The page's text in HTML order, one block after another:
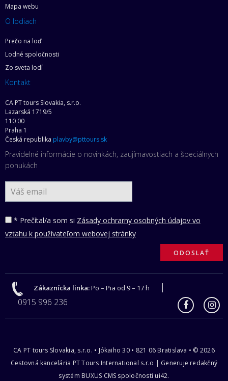
Mapa webu
O lodiach
Prečo na loď
Lodné spoločnosti
Zo sveta lodí
Kontakt
CA PT tours Slovakia, s.r.o.
Lazarská 1719/5
110 00
Praha 1
Česká republika plavby@pttours.sk
Pravidelné informácie o novinkách, zaujímavostiach a špeciálnych
ponukách
* Prečítal/a som si Zásady ochrarny osobných údajov vo
vzťahu k používateľom webovej stránky
Zákaznícka linka:Po – Pia od 9 – 17 h
0915 996 236
CA PT tours Slovakia, s.r.o. • Jókaiho 30 • 821 06 Bratislava • © 2026
Cestovná kancelária PT Tours International s.r.o | Generuje redakčný
systém BUXUS CMS spoločnosti ui42.